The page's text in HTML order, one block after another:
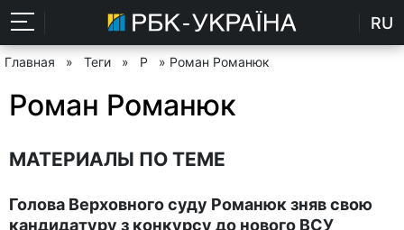
RU
Главная » Теги » Р » Роман Романюк
Роман Романюк
МАТЕРИАЛЫ ПО ТЕМЕ
Голова Верховного суду Романюк зняв свою
кандидатуру з конкурсу до нового ВСУ